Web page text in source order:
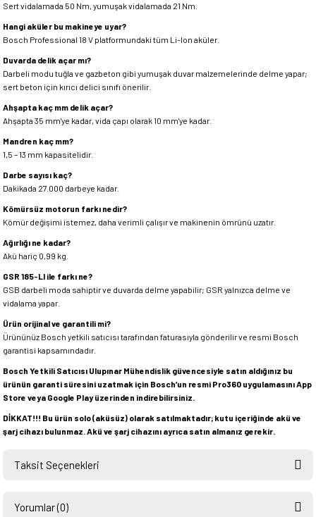
Sert vidalamada 50 Nm, yumuşak vidalamada 21 Nm.
Hangi aküler bu makineye uyar?
Bosch Professional 18 V platformundaki tüm Li-Ion aküler.
Duvarda delik açar mı?
Darbeli modu tuğla ve gazbeton gibi yumuşak duvar malzemelerinde delme yapar;
sert beton için kırıcı delici sınıfı önerilir.
Ahşapta kaç mm delik açar?
Ahşapta 35 mm'ye kadar, vida çapı olarak 10 mm'ye kadar.
Mandren kaç mm?
1,5 – 13 mm kapasitelidir.
Darbe sayısı kaç?
Dakikada 27.000 darbeye kadar.
Kömürsüz motorun farkı nedir?
Kömür değişimi istemez, daha verimli çalışır ve makinenin ömrünü uzatır.
Ağırlığı ne kadar?
Akü hariç 0,99 kg.
GSR 185-LI ile farkı ne?
GSB darbeli moda sahiptir ve duvarda delme yapabilir; GSR yalnızca delme ve
vidalama yapar.
Ürün orijinal ve garantili mi?
Ürününüz Bosch yetkili satıcısı tarafından faturasıyla gönderilir ve resmi Bosch
garantisi kapsamındadır.
Bosch Yetkili Satıcısı Ulupınar Mühendislik güvencesiyle satın aldığınız bu
ürünün garanti süresini uzatmak için Bosch’un resmi Pro360 uygulamasını App
Store veya Google Play üzerinden indirebilirsiniz.
DİKKAT!!! Bu ürün solo (aküsüz) olarak satılmaktadır; kutu içeriğinde akü ve
şarj cihazı bulunmaz. Akü ve şarj cihazını ayrıca satın almanız gerekir.
Taksit Seçenekleri
Yorumlar (0)